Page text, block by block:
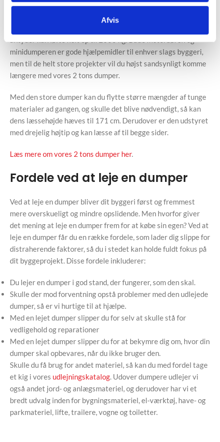
Afvis
Har du brug for en større dumper, så har du også mulighed for
antyder kan løfte helt op til 2000 kg. Både motorbøren og
minidumperen er gode hjælpemidler til enhver slags byggeri,
men til de helt store projekter vil du højst sandsynligt komme
længere med vores 2 tons dumper.
Med den store dumper kan du flytte større mængder af tunge
materialer ad gangen, og skulle det blive nødvendigt, så kan
dens læssehøjde hæves til 171 cm. Derudover er den udstyret
med drejelig højtip og kan læsse af til begge sider.
Læs mere om vores 2 tons dumper her.
Fordele ved at leje en dumper
Ved at leje en dumper bliver dit byggeri først og fremmest
mere overskueligt og mindre opslidende. Men hvorfor giver
det mening at leje en dumper frem for at købe sin egen? Ved at
leje en dumper får du en række fordele, som lader dig slippe for
distraherende faktorer, så du i stedet kan holde fuldt fokus på
dit byggeprojekt. Disse fordele inkluderer:
Du lejer en dumper i god stand, der fungerer, som den skal.
Skulle der mod forventning opstå problemer med den udlejede
dumper, så er vi hurtige til at hjælpe.
Med en lejet dumper slipper du for selv at skulle stå for
vedligehold og reparationer
Med en lejet dumper slipper du for at bekymre dig om, hvor din
dumper skal opbevares, når du ikke bruger den.
Skulle du få brug for andet materiel, så kan du med fordel tage
et kig i vores udlejningskatalog. Udover dumpere udlejer vi
også andet jord- og anlægsmateriel, og derudover har vi et
bredt udvalg inden for bygningsmateriel, el-værktøj, have- og
parkmateriel, lifte, trailere, vogne og toiletter.